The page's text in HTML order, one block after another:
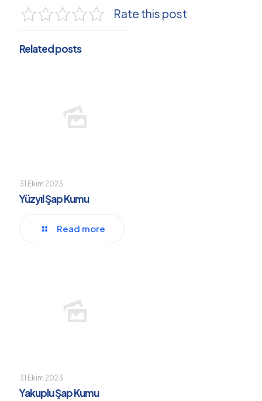
Rate this post
Related posts
31 Ekim 2023
Yüzyıl Şap Kumu
Read more
31 Ekim 2023
Yakuplu Şap Kumu